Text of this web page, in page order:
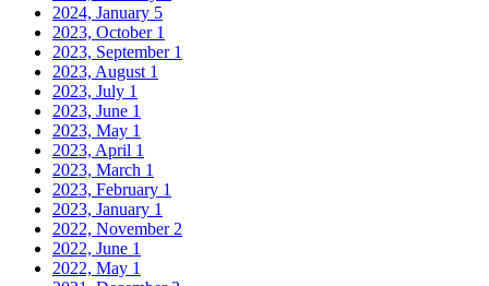
2024, January 5
2023, October 1
2023, September 1
2023, August 1
2023, July 1
2023, June 1
2023, May 1
2023, April 1
2023, March 1
2023, February 1
2023, January 1
2022, November 2
2022, June 1
2022, May 1